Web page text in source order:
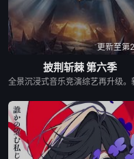
更新至第
披荆斩棘 第六季